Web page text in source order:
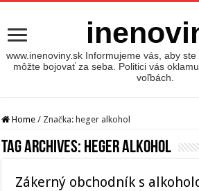
www.inenoviny.sk Informujeme vás, aby
môžte bojovať za seba. Politici vás
voľbách.
Home / Značka: heger alkohol
Tag Archives: heger alkohol
Zákerný obchodník s